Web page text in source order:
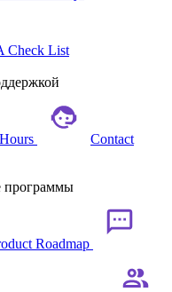
Check List
Contact
программы
Roadmap